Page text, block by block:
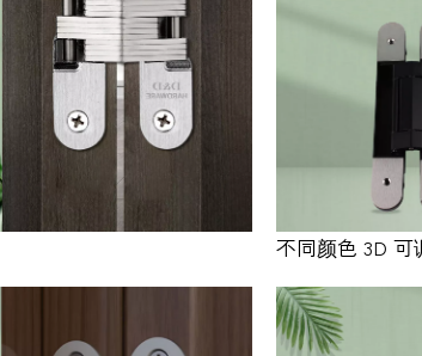
不同颜色 3D